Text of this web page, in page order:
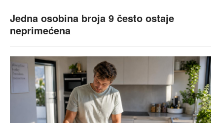
Jedna osobina broja 9 često ostaje
neprimećena